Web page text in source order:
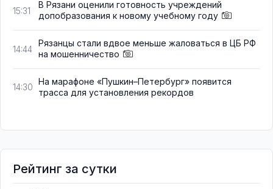
15:31
В Рязани оценили готовность учреждений
допобразования к новому учебному году
14:44
Рязанцы стали вдвое меньше жаловаться в ЦБ РФ
на мошенничество
14:30
На марафоне «Пушкин–Петербург» появится
трасса для установления рекордов
Рейтинг за сутки